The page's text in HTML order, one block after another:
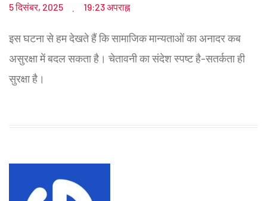
5 दिसंबर, 2025 19:23 अपराह्न
इस घटना से हम देखते हैं कि सामाजिक मान्यताओं का अनादर कब
असुरक्षा में बदल सकता है। चेतावनी का संदेश स्पष्ट है-सतर्कता ही
सुरक्षा है।